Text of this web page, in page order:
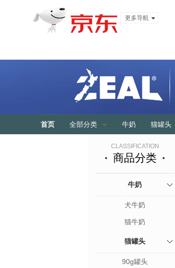
更多导航
首页 全部分类 牛奶 猫罐头
CLASSIFICATION
商品分类
牛奶
犬牛奶
猫牛奶
猫罐头
90g罐头